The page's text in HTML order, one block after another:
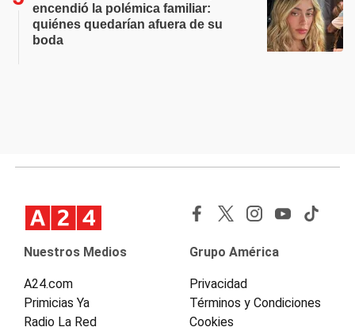
encendió la polémica familiar:
quiénes quedarían afuera de su
boda
Nuestros Medios
A24.com
Primicias Ya
Radio La Red
Grupo América
Privacidad
Términos y Condiciones
Cookies